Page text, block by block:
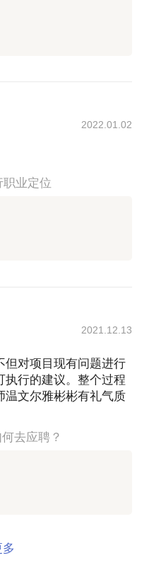
2022.01.02
职业定位
2021.12.13
但对项目现有问题进行
执行的建议。整个过程
温文尔雅彬彬有礼气质
去应聘？